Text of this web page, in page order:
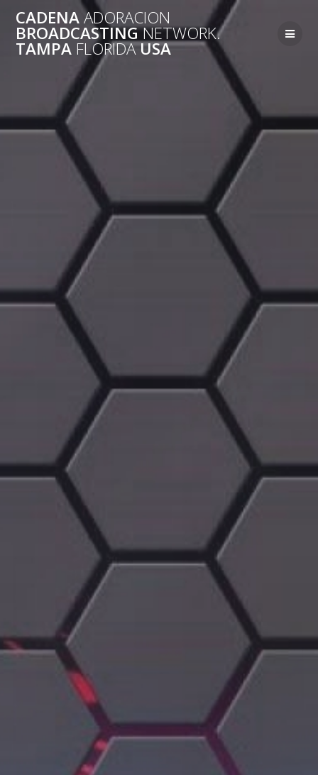
al
contenido
CADENAADORACION
BROADCASTINGNETWORK.
TAMPA FLORIDAUSA